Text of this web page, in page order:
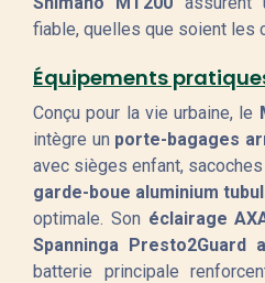
fiable, quelles que soient les
Équipements
Conçu pour la vie urbaine, le
intègre un porte-bagages
avec sièges enfant,
garde-boue aluminium
optimale. Son éclairage
Spanninga Presto2Guard
batterie principale